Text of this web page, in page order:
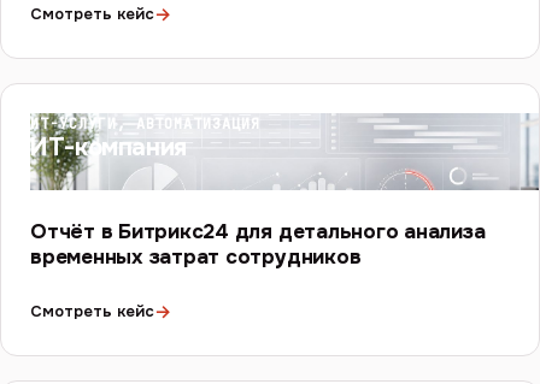
Смотреть кейс→
ИТ-УСЛУГИ, АВТОМАТИЗАЦИЯ
ИТ-компания
Отчёт в Битрикс24 для детального анализа
временных затрат сотрудников
Смотреть кейс→